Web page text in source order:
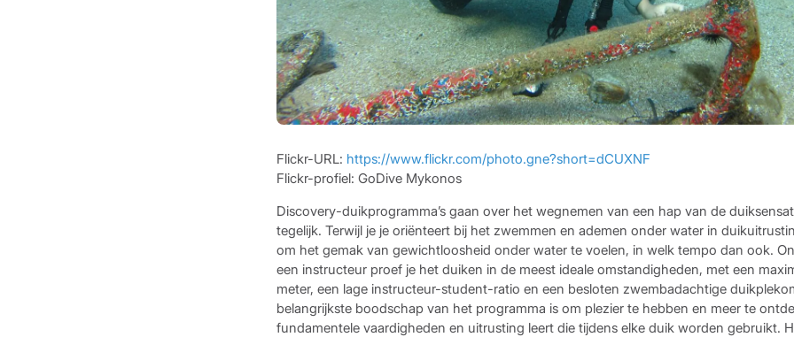
Flickr-URL: https://www.flickr.com/photo.gne?short=dCUXNF
Flickr-profiel: GoDive Mykonos
Discovery-duikprogramma’s gaan over het wegnemen van een hap van de
tegelijk. Terwijl je je oriënteert bij het zwemmen en ademen onder water in
om het gemak van gewichtloosheid onder water te voelen, in welk tempo dan ook.
een instructeur proef je het duiken in de meest ideale omstandigheden, met een
meter, een lage instructeur-student-ratio en een besloten zwembadachtige
belangrijkste boodschap van het programma is om plezier te hebben en meer te
fundamentele vaardigheden en uitrusting leert die tijdens elke duik worden gebruikt.